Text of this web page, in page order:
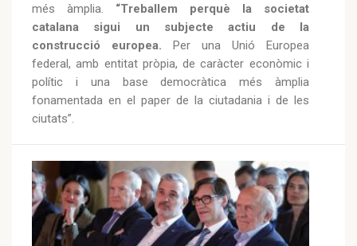
més àmplia. “Treballem perquè la societat
catalana sigui un subjecte actiu de la
construcció europea. Per una Unió Europea
federal, amb entitat pròpia, de caràcter econòmic i
polític i una base democràtica més àmplia
fonamentada en el paper de la ciutadania i de les
ciutats”.